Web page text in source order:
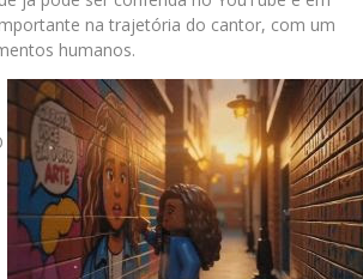
na trajetória do cantor, com um
humanos.